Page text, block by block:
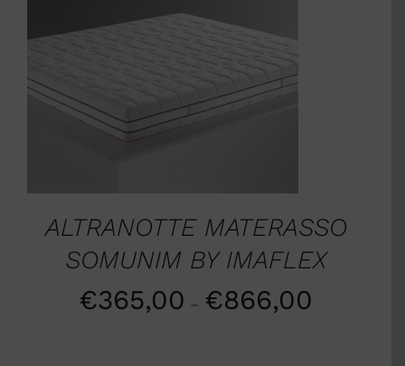
ALTRANOTTE MATERASSO
SOMUNIM BY IMAFLEX
€365,00 – €866,00